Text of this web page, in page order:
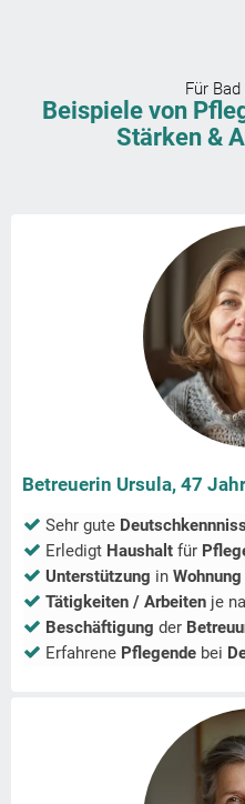
Für
Beispiele von
Stärken &
Betreuerin Ursula, 47
Sehr gute
Erledigt Haushalt für
Unterstützung in Wohnung
Tätigkeiten / Arbeiten je
Beschäftigung der
Erfahrene Pflegende bei